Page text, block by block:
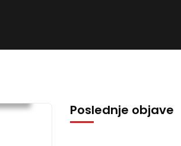
Poslednje objave